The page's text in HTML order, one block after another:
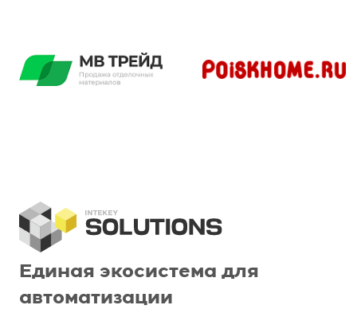
Единая экосистема для
автоматизации